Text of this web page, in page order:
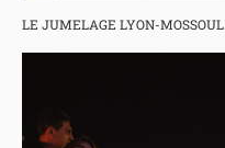
LE JUMELAGE LYON-MOSSOUL